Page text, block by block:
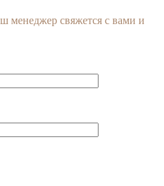
менеджер свяжется с вами и